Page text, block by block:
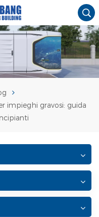
impieghi gravosi: guida